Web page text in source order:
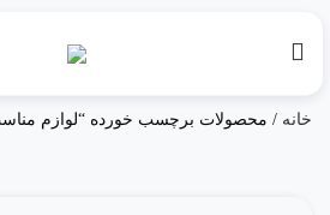
خانه / محصولات برچسب خورده “لوازم